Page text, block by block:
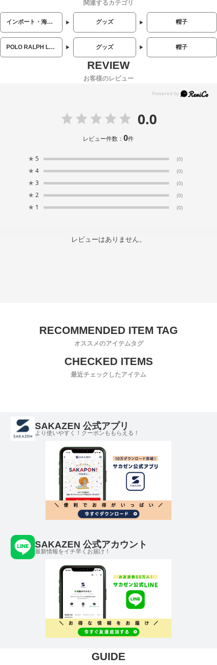
関連するカテゴリ
インポート・海外人気ブランド グッズ 帽子
POLO RALPH LAUREN (ポロラルフローレン) グッズ 帽子
お客様のレビュー
0.0
レビュー件数：0件
★ 5 (0)
★ 4 (0)
★ 3 (0)
★ 2 (0)
★ 1 (0)
レビューはありません。
オススメのアイテムタグ
最近チェックしたアイテム
SAKAZEN 公式アプリ
より使いやすく！クーポンももらえる！
SAKAZEN 公式アカウント
最新情報をイチ早くお届け！